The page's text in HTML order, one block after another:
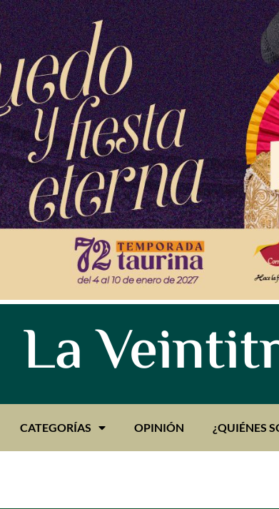
La
CATEGORÍAS OPINIÓN ¿QUIÉNES